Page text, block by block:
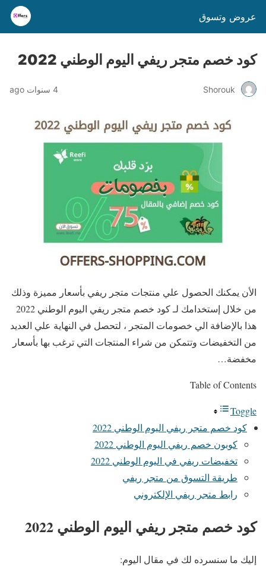
عروض وتسوق
كود خصم متجر ريفي اليوم الوطني 2022
Shorouk 4 سنوات ago
الأن يمكنك الحصول علي منتجات متجر ريفي بأسعار مميزة وذلك
من خلال إستخدامك لـ كود خصم متجر ريفي اليوم الوطني 2022
هذا بالإضافة الي خصومات المتجر ، لتحصل في النهاية علي العديد
من التخفيضات وتتمكن من شراء المنتجات التي ترغب بها بأسعار
مخفضة…
Table of Contents
Toggle
كود خصم متجر ريفي اليوم الوطني 2022
كوبون خصم ريفي اليوم الوطني 2022
تخفيضات ريفي في اليوم الوطني 2022
طريقة التسوق من متجر ريفي
رابط متجر ريفي الإلكتروني
كود خصم متجر ريفي اليوم الوطني 2022
إليك ما سنسرده لك في مقال اليوم: